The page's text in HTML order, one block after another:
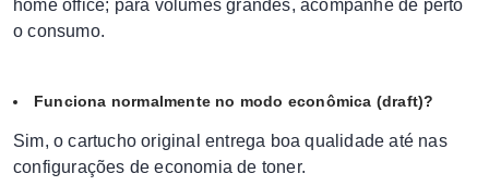
home office; para volumes grandes, acompanhe de perto
o consumo.
Funciona normalmente no modo econômica (draft)?
Sim, o cartucho original entrega boa qualidade até nas
configurações de economia de toner.